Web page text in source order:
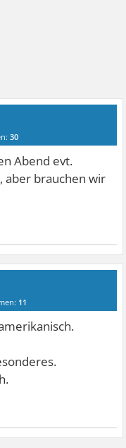
30
Abend evt.
aber brauchen wir
11